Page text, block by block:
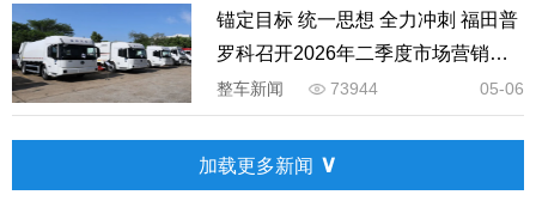
锚定目标 统一思想 全力冲刺 福田普
罗科召开2026年二季度市场营销工
作会议
整车新闻 73944 05-06
加载更多新闻 ∨